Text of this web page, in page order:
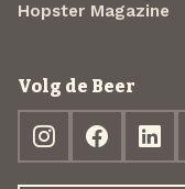
Hopster Magazine
Volg de Beer